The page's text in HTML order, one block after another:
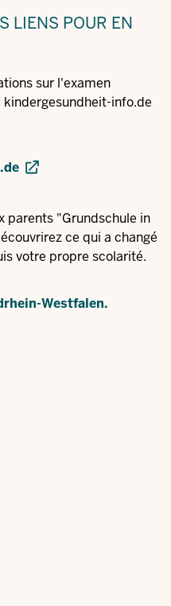
LIENS POUR EN
sur l'examen
info.de
parents "Grundschule in
ce qui a changé
votre propre scolarité.
Westfalen.